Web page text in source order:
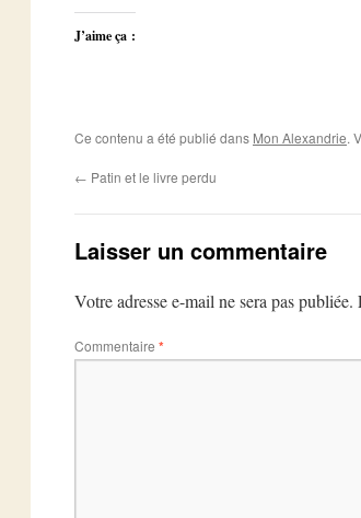
J’aime ça :
Ce contenu a été publié dans Mon Alexandrie.
← Patin et le livre perdu
Laisser un commentaire
Votre adresse e-mail ne sera pas publiée.
Commentaire *